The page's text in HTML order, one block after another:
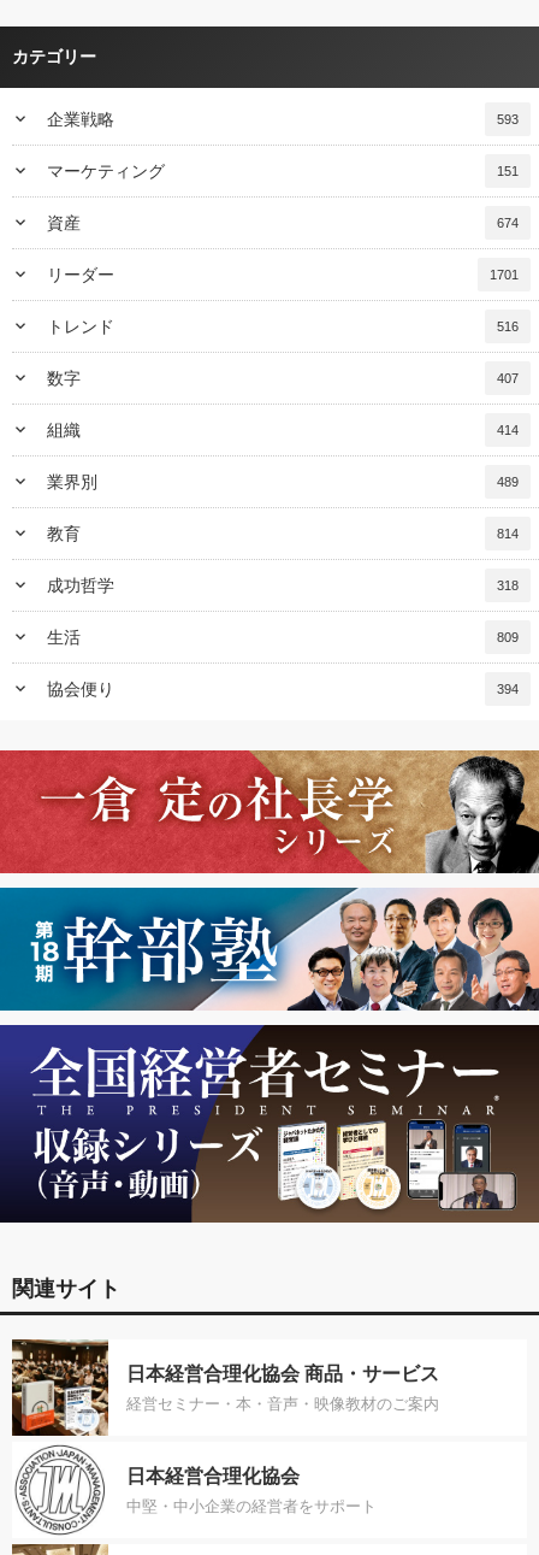
カテゴリー
keyboard_arrow_down 企業戦略 593
keyboard_arrow_down マーケティング 151
keyboard_arrow_down 資産 674
keyboard_arrow_down リーダー 1701
keyboard_arrow_down トレンド 516
keyboard_arrow_down 数字 407
keyboard_arrow_down 組織 414
keyboard_arrow_down 業界別 489
keyboard_arrow_down 教育 814
keyboard_arrow_down 成功哲学 318
keyboard_arrow_down 生活 809
keyboard_arrow_down 協会便り 394
関連サイト
日本経営合理化協会 商品・サービス
経営セミナー・本・音声・映像教材のご案内
日本経営合理化協会
中堅・中小企業の経営者をサポート